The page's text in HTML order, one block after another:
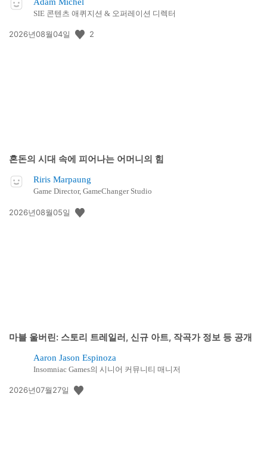
SIE 콘텐츠 애퀴지션 & 오퍼레이션 디렉터
공
2026년08월04일 2
혼돈의 시대 속에 피어나는 어머니의 힘
Riris Marpaung
Game Director, GameChanger Studio
공
2026년08월05일
마블 울버린: 스토리 트레일러, 신규 아트, 작곡가 정보 등 공개
Aaron Jason Espinoza
Insomniac Games의 시니어 커뮤니티 매니저
공
2026년07월27일